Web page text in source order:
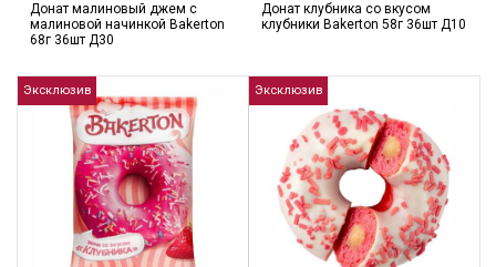
Донат малиновый джем с
малиновой начинкой Bakerton
68г 36шт Д30
Донат клубника со вкусом
клубники Bakerton 58г 36шт Д10
Эксклюзив Эксклюзив